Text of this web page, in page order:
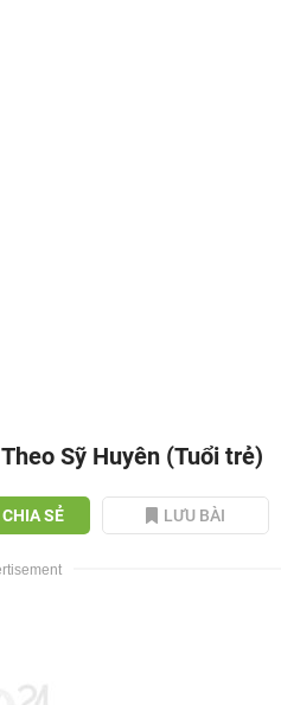
Theo Sỹ Huyên (Tuổi trẻ)
CHIA SẺ LƯU BÀI